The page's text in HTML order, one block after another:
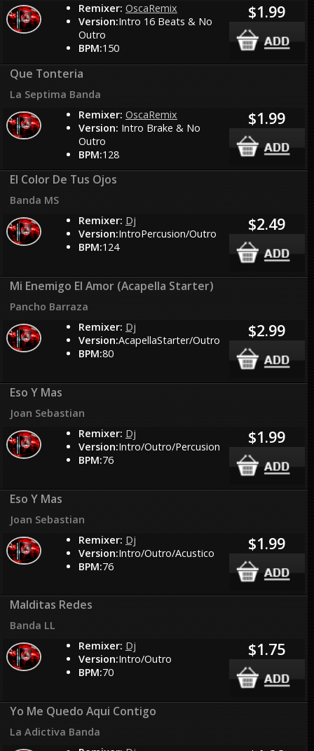
Remixer: OscaRemix
Version:Intro 16 Beats & No
Outro
BPM:150
$1.99
Que Tonteria
La Septima Banda
Remixer: OscaRemix
Version: Intro Brake & No
Outro
BPM:128
$1.99
El Color De Tus Ojos
Banda MS
Remixer: Dj
Version:IntroPercusion/Outro
BPM:124
$2.49
Mi Enemigo El Amor (Acapella Starter)
Pancho Barraza
Remixer: Dj
Version:AcapellaStarter/Outro
BPM:80
$2.99
Eso Y Mas
Joan Sebastian
Remixer: Dj
Version:Intro/Outro/Percusion
BPM:76
$1.99
Eso Y Mas
Joan Sebastian
Remixer: Dj
Version:Intro/Outro/Acustico
BPM:76
$1.99
Malditas Redes
Banda LL
Remixer: Dj
Version:Intro/Outro
BPM:70
$1.75
Yo Me Quedo Aqui Contigo
La Adictiva Banda